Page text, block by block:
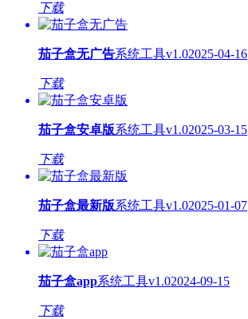
下载
茄子盒无广告系统工具v1.02025-04-16
下载
茄子盒安卓版系统工具v1.02025-03-15
下载
茄子盒最新版系统工具v1.02025-01-07
下载
茄子盒app系统工具v1.02024-09-15
下载